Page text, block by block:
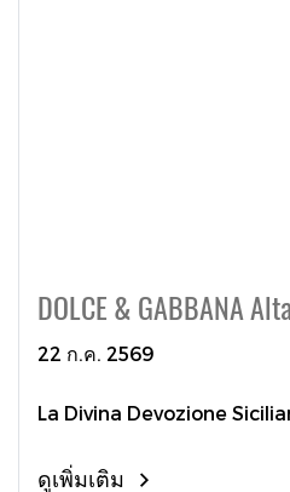
DOLCE & GABBANA
22 ก.ค. 2569
La Divina Devozione
ดูเพิ่มเติม